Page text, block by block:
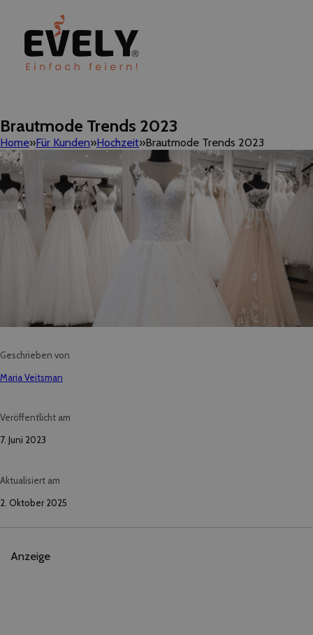
Brautmode Trends 2023
Home Für Kunden Hochzeit Brautmode Trends 2023
Geschrieben von
Maria Veitsman
Veröffentlicht am
7. Juni 2023
Aktualisiert am
2. Oktober 2025
Anzeige